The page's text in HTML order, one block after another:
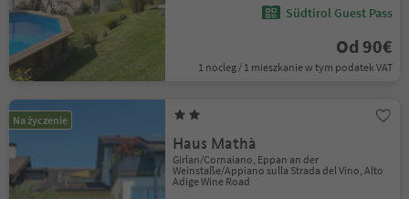
Südtirol Guest Pass
Od 90€
1 nocleg / 1 mieszkanie w tym podatek VAT
Na życzenie
Haus Mathà
Girlan/Cornaiano, Eppan an der
Weinstaße/Appiano sulla Strada del Vino, Alto
Adige Wine Road